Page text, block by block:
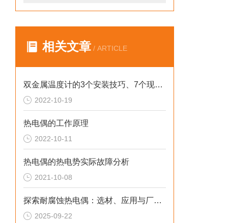
相关文章 / ARTICLE
双金属温度计的3个安装技巧、7个现场调试注意事项以及4个故障处理方法
2022-10-19
热电偶的工作原理
2022-10-11
热电偶的热电势实际故障分析
2021-10-08
探索耐腐蚀热电偶：选材、应用与厂家概览
2025-09-22